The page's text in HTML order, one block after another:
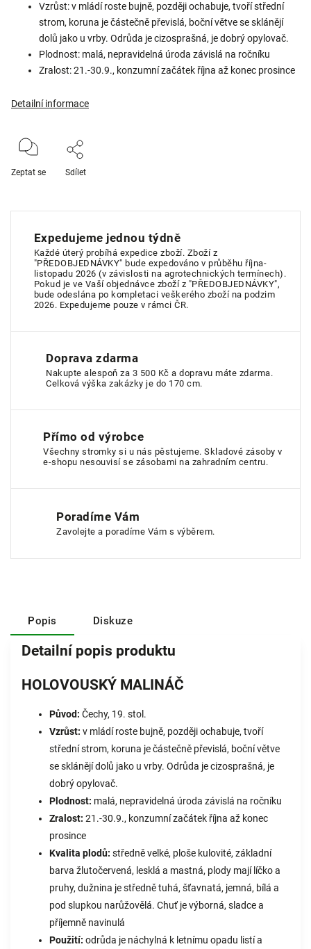
Vzrůst: v mládí roste bujně, později ochabuje, tvoří střední
strom, koruna je částečně převislá, boční větve se sklánějí
dolů jako u vrby. Odrůda je cizosprašná, je dobrý opylovač.
Plodnost: malá, nepravidelná úroda závislá na ročníku
Zralost: 21.-30.9., konzumní začátek října až konec prosince
Detailní informace
Zeptat se Sdílet
Expedujeme jednou týdně
Každé úterý probíhá expedice zboží. Zboží z
"PŘEDOBJEDNÁVKY" bude expedováno v průběhu října-
listopadu 2026 (v závislosti na agrotechnických termínech).
Pokud je ve Vaší objednávce zboží z "PŘEDOBJEDNÁVKY",
bude odeslána po kompletaci veškerého zboží na podzim
2026. Expedujeme pouze v rámci ČR.
Doprava zdarma
Nakupte alespoň za 3 500 Kč a dopravu máte zdarma.
Celková výška zakázky je do 170 cm.
Přímo od výrobce
Všechny stromky si u nás pěstujeme. Skladové zásoby v
e-shopu nesouvisí se zásobami na zahradním centru.
Poradíme Vám
Zavolejte a poradíme Vám s výběrem.
Popis Diskuze
Detailní popis produktu
HOLOVOUSKÝ MALINÁČ
Původ: Čechy, 19. stol.
Vzrůst: v mládí roste bujně, později ochabuje, tvoří
střední strom, koruna je částečně převislá, boční větve
se sklánějí dolů jako u vrby. Odrůda je cizosprašná, je
dobrý opylovač.
Plodnost: malá, nepravidelná úroda závislá na ročníku
Zralost: 21.-30.9., konzumní začátek října až konec
prosince
Kvalita plodů: středně velké, ploše kulovité, základní
barva žlutočervená, lesklá a mastná, plody mají líčko a
pruhy, dužnina je středně tuhá, šťavnatá, jemná, bílá a
pod slupkou narůžovělá. Chuť je výborná, sladce a
příjemně navinulá
Použití: odrůda je náchylná k letnímu opadu listí a